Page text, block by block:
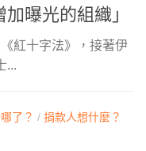
曝光的組織」
紅十字法》，接著伊
...
了？ / 捐款人想什麼？